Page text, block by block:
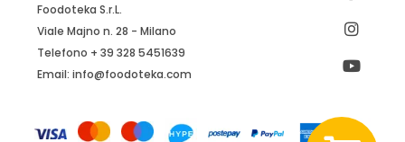
Foodoteka S.r.L.
Viale Majno n. 28 - Milano
Telefono + 39 328 5451639
Email:info@foodoteka.com